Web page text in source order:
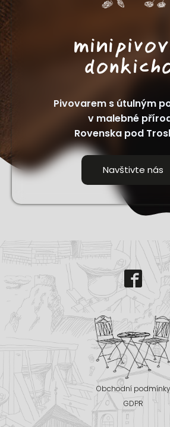
Pivovarem s útulným
v malebné
Rovenska pod
Navštivte nás
Obchodní podmínky
GDPR